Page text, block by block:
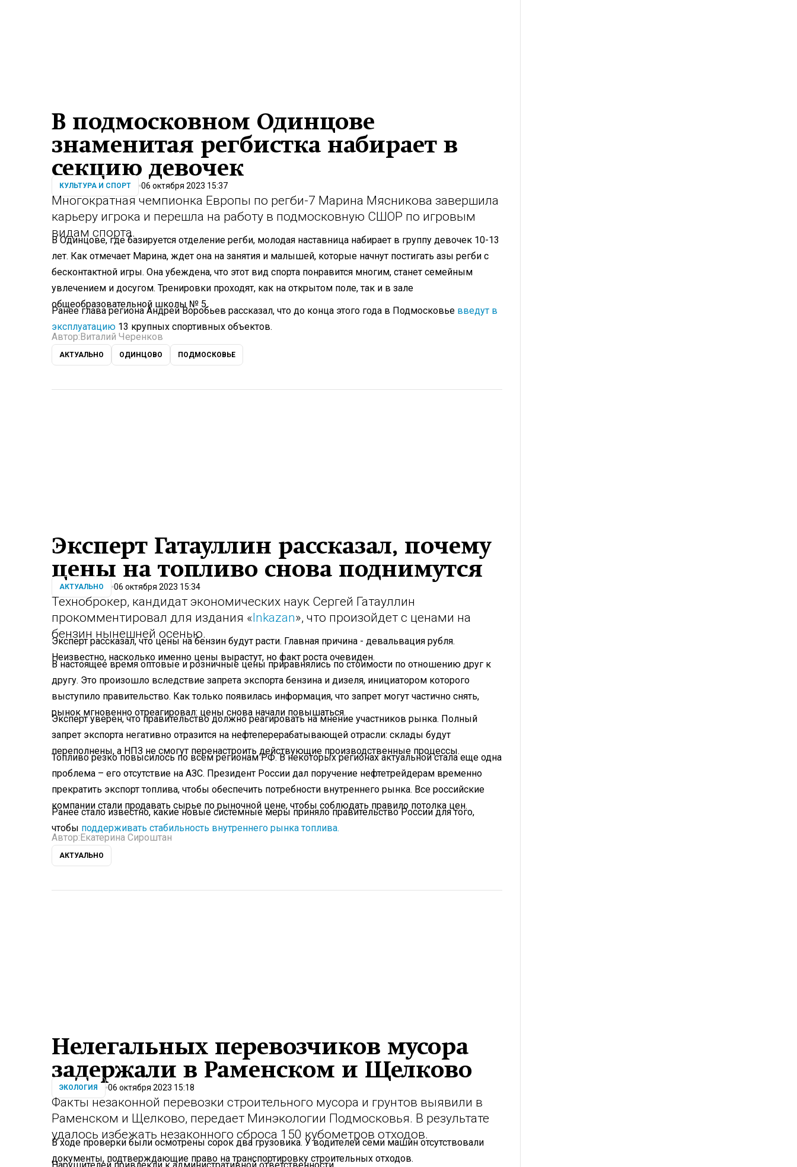
В подмосковном Одинцове
знаменитая регбистка набирает в
секцию девочек
КУЛЬТУРА И СПОРТ 06 октября 2023 15:37
Многократная чемпионка Европы по регби-7 Марина Мясникова завершила
карьеру игрока и перешла на работу в подмосковную СШОР по игровым
видам спорта.
В Одинцове, где базируется отделение регби, молодая наставница набирает в группу девочек 10-13
лет. Как отмечает Марина, ждет она на занятия и малышей, которые начнут постигать азы регби с
бесконтактной игры. Она убеждена, что этот вид спорта понравится многим, станет семейным
увлечением и досугом. Тренировки проходят, как на открытом поле, так и в зале
общеобразовательной школы № 5.
Ранее глава региона Андрей Воробьев рассказал, что до конца этого года в Подмосковье введут в
эксплуатацию 13 крупных спортивных объектов.
Автор: Виталий Черенков
АКТУАЛЬНО ОДИНЦОВО ПОДМОСКОВЬЕ
Эксперт Гатауллин рассказал, почему
цены на топливо снова поднимутся
АКТУАЛЬНО 06 октября 2023 15:34
Техноброкер, кандидат экономических наук Сергей Гатауллин
прокомментировал для издания «Inkazan», что произойдет с ценами на
бензин нынешней осенью.
Эксперт рассказал, что цены на бензин будут расти. Главная причина - девальвация рубля.
Неизвестно, насколько именно цены вырастут, но факт роста очевиден.
В настоящее время оптовые и розничные цены приравнялись по стоимости по отношению друг к
другу. Это произошло вследствие запрета экспорта бензина и дизеля, инициатором которого
выступило правительство. Как только появилась информация, что запрет могут частично снять,
рынок мгновенно отреагировал: цены снова начали повышаться.
Эксперт уверен, что правительство должно реагировать на мнение участников рынка. Полный
запрет экспорта негативно отразится на нефтеперерабатывающей отрасли: склады будут
переполнены, а НПЗ не смогут перенастроить действующие производственные процессы.
Топливо резко повысилось по всем регионам РФ. В некоторых регионах актуальной стала еще одна
проблема – его отсутствие на АЗС. Президент России дал поручение нефтетрейдерам временно
прекратить экспорт топлива, чтобы обеспечить потребности внутреннего рынка. Все российские
компании стали продавать сырье по рыночной цене, чтобы соблюдать правило потолка цен.
Ранее стало известно, какие новые системные меры приняло правительство России для того,
чтобы поддерживать стабильность внутреннего рынка топлива.
Автор: Екатерина Сироштан
АКТУАЛЬНО
Нелегальных перевозчиков мусора
задержали в Раменском и Щелково
ЭКОЛОГИЯ 06 октября 2023 15:18
Факты незаконной перевозки строительного мусора и грунтов выявили в
Раменском и Щелково, передает Минэкологии Подмосковья. В результате
удалось избежать незаконного сброса 150 кубометров отходов.
В ходе проверки были осмотрены сорок два грузовика. У водителей семи машин отсутствовали
документы, подтверждающие право на транспортировку строительных отходов.
Нарушителей привлекли к административной ответственности.